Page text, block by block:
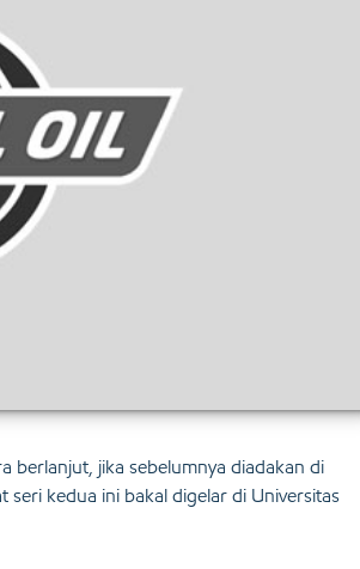
berlanjut, jika sebelumnya diadakan di
kedua ini bakal digelar di Universitas